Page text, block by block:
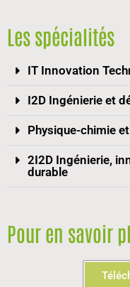
Les spécialités
IT Innovation
I2D Ingénierie et
Physique-chimie
2I2D Ingénierie,
durable
Pour en savoir